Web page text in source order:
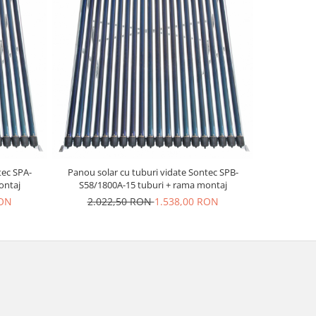
SPA-
Panou solar cu tuburi vidate Sontec SPB-
S58/1800A-15 tuburi + rama montaj
2.022,50 RON1.538,00 RON